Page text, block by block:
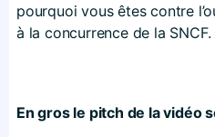
pourquoi vous êtes contre
à la concurrence de la SNCF.
En gros le pitch de la vidéo